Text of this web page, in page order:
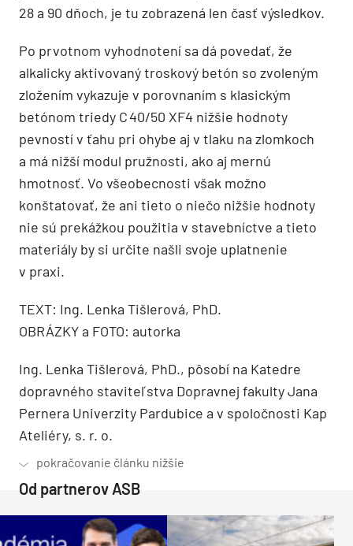
28 a 90 dňoch, je tu zobrazená len časť výsledkov.
Po prvotnom vyhodnotení sa dá povedať, že
alkalicky aktivovaný troskový betón so zvoleným
zložením vykazuje v porovnaním s klasickým
betónom triedy C 40/50 XF4 nižšie hodnoty
pevností v ťahu pri ohybe aj v tlaku na zlomkoch
a má nižší modul pružnosti, ako aj mernú
hmotnosť. Vo všeobecnosti však možno
konštatovať, že ani tieto o niečo nižšie hodnoty
nie sú prekážkou použitia v stavebníctve a tieto
materiály by si určite našli svoje uplatnenie
v praxi.
TEXT: Ing. Lenka Tišlerová, PhD.
OBRÁZKY a FOTO: autorka
Ing. Lenka Tišlerová, PhD., pôsobí na Katedre
dopravného staviteľstva Dopravnej fakulty Jana
Pernera Univerzity Pardubice a v spoločnosti Kap
Ateliéry, s. r. o.
Od partnerov ASB